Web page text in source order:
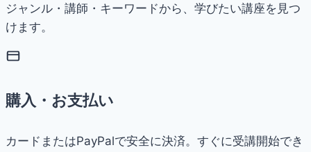
ジャンル・講師・キーワードから、学びたい講座を見つ
けます。
購入・お支払い
カードまたはPayPalで安全に決済。すぐに受講開始でき